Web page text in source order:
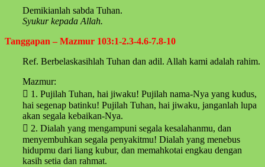
Demikianlah sabda Tuhan.
Syukur kepada Allah.
Tanggapan – Mazmur 103:1-2.3-4.6-7.8-10
Ref. Berbelaskasihlah Tuhan dan adil. Allah kami adalah rahim.
Mazmur:
 1. Pujilah Tuhan, hai jiwaku! Pujilah nama-Nya yang kudus,
hai segenap batinku! Pujilah Tuhan, hai jiwaku, janganlah lupa
akan segala kebaikan-Nya.
 2. Dialah yang mengampuni segala kesalahanmu, dan
menyembuhkan segala penyakitmu! Dialah yang menebus
hidupmu dari liang kubur, dan memahkotai engkau dengan
kasih setia dan rahmat.